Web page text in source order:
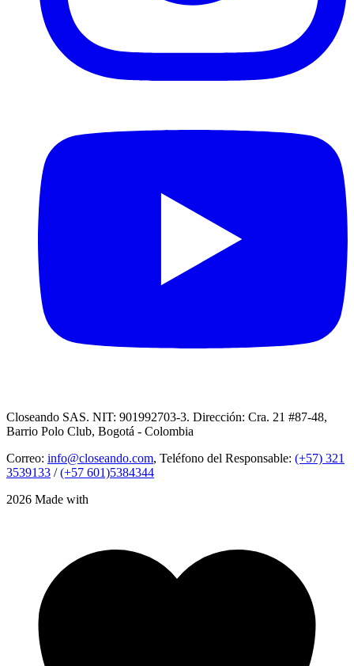
Closeando SAS. NIT: 901992703-3. Dirección: Cra. 21 #87-48,
Barrio Polo Club, Bogotá - Colombia
Correo: info@closeando.com, Teléfono del Responsable: (+57) 321
3539133 /(+57 601)5384344
2026 Made with